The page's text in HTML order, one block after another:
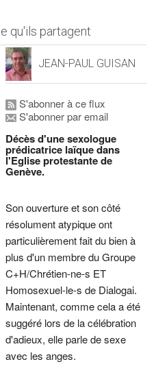
qu'ils partagent
JEAN-PAUL GUISAN
S'abonner à ce flux
S'abonner par email
Décès d'une sexologue
prédicatrice laïque dans
l'Eglise protestante de
Genève.
Son ouverture et son côté
résolument atypique ont
particulièrement fait du bien à
plus d'un membre du Groupe
C+H/Chrétien-ne-s ET
Homosexuel-le-s de Dialogai.
Maintenant, comme cela a été
suggéré lors de la célébration
d'adieux, elle parle de sexe
avec les anges.